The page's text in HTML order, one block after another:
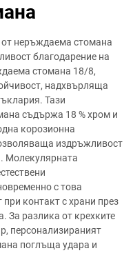
неръждаема стомана
благодарение на
стомана 18/8,
надхвърляща
Тази
съдържа 18 % хром и
корозионна
издръжливост
Молекулярната
с това
контакт с храни през
За разлика от крехките
персонализираният
поглъща удара и